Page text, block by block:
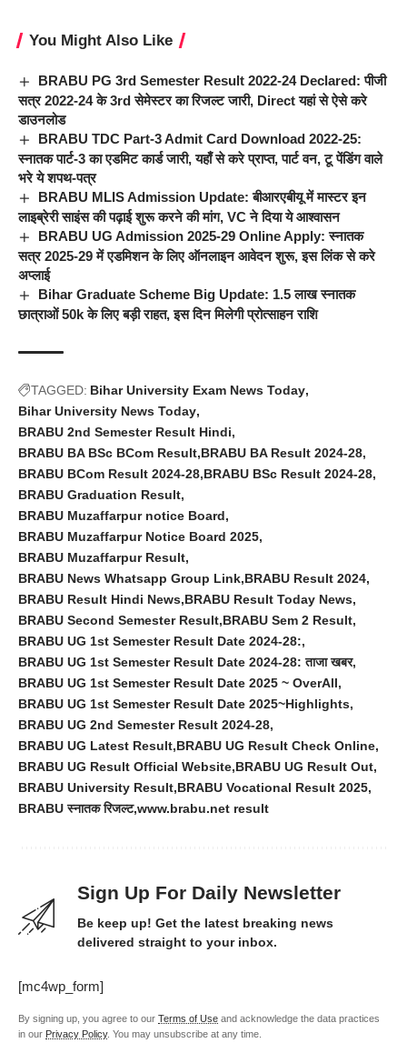
You Might Also Like
BRABU PG 3rd Semester Result 2022-24 Declared: पीजी
सत्र 2022-24 के 3rd सेमेस्टर का रिजल्ट जारी, Direct यहां से ऐसे करे
डाउनलोड
BRABU TDC Part-3 Admit Card Download 2022-25:
स्नातक पार्ट-3 का एडमिट कार्ड जारी, यहाँ से करे प्राप्त, पार्ट वन, टू पेंडिंग वाले
भरे ये शपथ-पत्र
BRABU MLIS Admission Update: बीआरएबीयू में मास्टर इन
लाइब्रेरी साइंस की पढ़ाई शुरू करने की मांग, VC ने दिया ये आश्वासन
BRABU UG Admission 2025-29 Online Apply: स्नातक
सत्र 2025-29 में एडमिशन के लिए ऑनलाइन आवेदन शुरू, इस लिंक से करे
अप्लाई
Bihar Graduate Scheme Big Update: 1.5 लाख स्नातक
छात्राओं 50k के लिए बड़ी राहत, इस दिन मिलेगी प्रोत्साहन राशि
TAGGED: Bihar University Exam News Today
Bihar University News Today
BRABU 2nd Semester Result Hindi
BRABU BA BSc BCom Result BRABU BA Result 2024-28
BRABU BCom Result 2024-28 BRABU BSc Result 2024-28
BRABU Graduation Result
BRABU Muzaffarpur notice Board
BRABU Muzaffarpur Notice Board 2025
BRABU Muzaffarpur Result
BRABU News Whatsapp Group Link BRABU Result 2024
BRABU Result Hindi News BRABU Result Today News
BRABU Second Semester Result BRABU Sem 2 Result
BRABU UG 1st Semester Result Date 2024-28:
BRABU UG 1st Semester Result Date 2024-28: ताजा खबर
BRABU UG 1st Semester Result Date 2025 ~ OverAll
BRABU UG 1st Semester Result Date 2025~Highlights
BRABU UG 2nd Semester Result 2024-28
BRABU UG Latest Result BRABU UG Result Check Online
BRABU UG Result Official Website BRABU UG Result Out
BRABU University Result BRABU Vocational Result 2025
BRABU स्नातक रिजल्ट www.brabu.net result
Sign Up For Daily Newsletter
Be keep up! Get the latest breaking news
delivered straight to your inbox.
[mc4wp_form]
By signing up, you agree to our Terms of Use and acknowledge the data practices
in our Privacy Policy. You may unsubscribe at any time.